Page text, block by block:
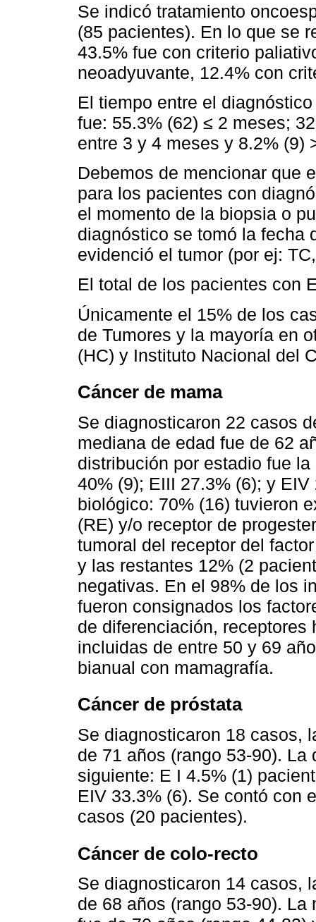
Se indicó tratamiento
(85 pacientes). En lo que se
43.5% fue con criterio
neoadyuvante, 12.4% con
El tiempo entre el
fue: 55.3% (62) ≤ 2 meses;
entre 3 y 4 meses y 8.2% (9)
Debemos de mencionar que
para los pacientes con
el momento de la biopsia o
diagnóstico se tomó la fecha
evidenció el tumor (por ej:
El total de los pacientes con
Únicamente el 15% de los
de Tumores y la mayoría en
(HC) y Instituto Nacional del
Cáncer de mama
Se diagnosticaron 22 casos
mediana de edad fue de 62
distribución por estadio fue
40% (9); EIII 27.3% (6); y
biológico: 70% (16) tuvieron
(RE) y/o receptor de
tumoral del receptor del
y las restantes 12% (2
negativas. En el 98% de los
fueron consignados los
de diferenciación, receptores
incluidas de entre 50 y 69
bianual con mamagrafía.
Cáncer de próstata
Se diagnosticaron 18 casos,
de 71 años (rango 53-90).
siguiente: E I 4.5% (1)
EIV 33.3% (6). Se contó con
casos (20 pacientes).
Cáncer de colo-recto
Se diagnosticaron 14 casos,
de 68 años (rango 53-90).